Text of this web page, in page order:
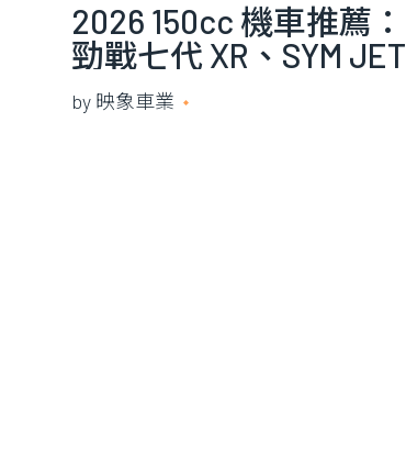
2026 150cc 機車推薦：
勁戰七代 XR、SYM JET
SL+ 158 電推、KYMCO
RTS R 165 怎麼選？
by 映象車業